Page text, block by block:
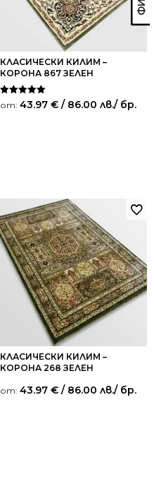
КЛАСИЧЕСКИ КИЛИМ –
КОРОНА 867 ЗЕЛЕН
Оценено на
5.00
от: 43.97 € / 86.00 лв./ бр.
КЛАСИЧЕСКИ КИЛИМ –
КОРОНА 268 ЗЕЛЕН
от: 43.97 € / 86.00 лв./ бр.